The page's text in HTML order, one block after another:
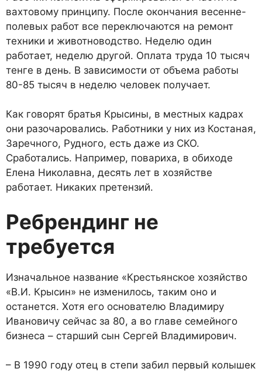
вахтовому принципу. После окончания ве­сенне-
полевых работ все пере­ключаются на ремонт
техники и животноводство. Неделю один
работает, неделю другой. Опла­та труда 10 тысяч
тенге в день. В зависимости от объема работы
80-85 тысяч в неделю человек получает.
Как говорят братья Крысины, в местных кадрах
они разоча­ровались. Работники у них из Костаная,
Заречного, Рудного, есть даже из СКО.
Сработались. Например, повариха, в обиходе
Елена Николавна, десять лет в хозяйстве
работает. Никаких претензий.
Ребрендинг не
требуется
Изначальное название «Кре­стьянское хозяйство
«В.И. Кры­син» не изменилось, таким оно и
останется. Хотя его основате­лю Владимиру
Ивановичу сей­час за 80, а во главе семейного
бизнеса – старший сын Сергей Владимирович.
– В 1990 году отец в степи за­бил первый колышек